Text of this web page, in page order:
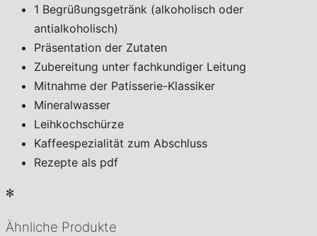
1 Begrüßungsgetränk (alkoholisch oder
antialkoholisch)
Präsentation der Zutaten
Zubereitung unter fachkundiger Leitung
Mitnahme der Patisserie-Klassiker
Mineralwasser
Leihkochschürze
Kaffeespezialität zum Abschluss
Rezepte als pdf
✻
Ähnliche Produkte